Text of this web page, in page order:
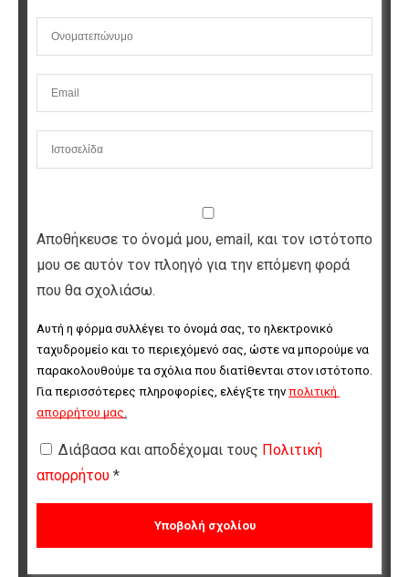
Αποθήκευσε το όνομά μου, email, και τον ιστότοπο
μου σε αυτόν τον πλοηγό για την επόμενη φορά
που θα σχολιάσω.
Αυτή η φόρμα συλλέγει το όνομά σας, το ηλεκτρονικό
ταχυδρομείο και το περιεχόμενό σας, ώστε να μπορούμε να
παρακολουθούμε τα σχόλια που διατίθενται στον ιστότοπο.
Για περισσότερες πληροφορίες, ελέγξτε την πολιτική
απορρήτου μας
Διάβασα και αποδέχομαι τους Πολιτική
απορρήτου *